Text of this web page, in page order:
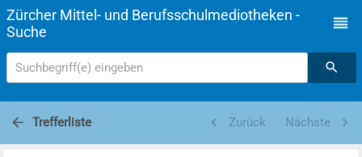
Zürcher Mittel- und Berufsschulmediotheken -
Suche
Suchbegriff(e) eingeben
Trefferliste Zurück Nächste